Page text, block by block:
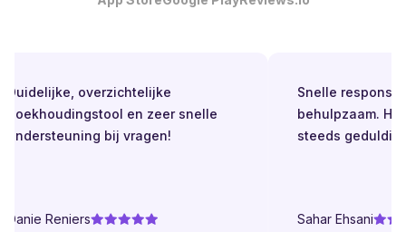
overzichtelijke
en zeer snelle
bij vragen!
Reniers
Snelle respons.
behulpzaam.
steeds geduldig.
Sahar Ehsani